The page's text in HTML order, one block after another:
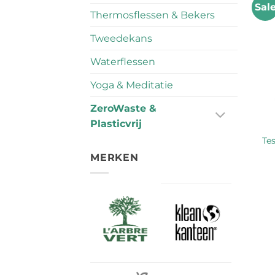
Thermosflessen & Bekers
Tweedekans
Waterflessen
Yoga & Meditatie
ZeroWaste &
Plasticvrij
MERKEN